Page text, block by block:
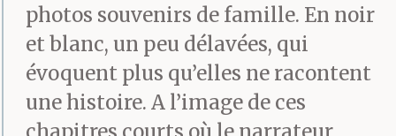
Bien sûr qu’il parlait
d’autre chose, en
écrivant. Mais il parlait
photos souvenirs de famille. En noir
et blanc, un peu délavées, qui
évoquent plus qu’elles ne racontent
une histoire. A l’image de ces